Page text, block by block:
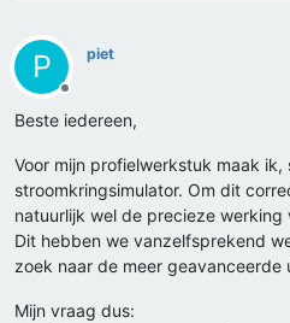
P
Offline
piet
Beste iedereen,
Voor mijn profielwerkstuk maak ik,
stroomkringsimulator. Om dit
natuurlijk wel de precieze
Dit hebben we vanzelfsprekend
zoek naar de meer geavanceerde
Mijn vraag dus: